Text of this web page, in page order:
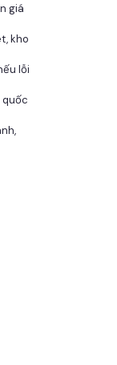
giá
kho
lỗi
quốc